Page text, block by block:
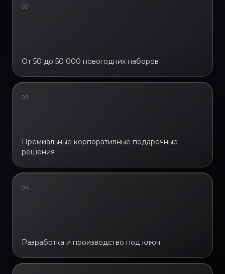
02
От 50 до 50 000 новогодних наборов
03
Премиальные корпоративные подарочные
решения
04
Разработка и производство под ключ